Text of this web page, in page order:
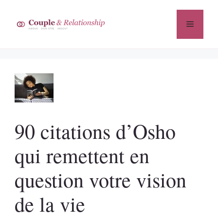
contenu
Menu
90 citations d’Osho
qui remettent en
question votre vision
de la vie